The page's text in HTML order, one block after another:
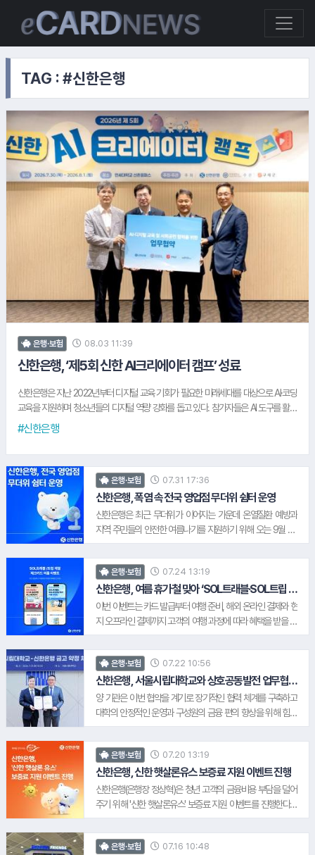
TAG : #신한은행
은행·보험 08.03 11:39
신한은행, ‘제5회 신한 AI크리에이터 캠프’ 성료
신한은행은 지난 2022년부터 디지털 교육 기회가 필요한 미래세대를 대상으로 AI·코딩
교육을 지원하며 청소년들의 디지털 역량 강화를 돕고 있다. 참가자들은 AI 도구를 활용
해 영상 콘텐츠의 아이디어 발굴과 기획, 제작, 발표에 이르는 전 과정을 직접 경험하는
실습형 교육에 참여했다. 연세대학교 코딩교육 봉사동아리 '프로틴' 소속 학생들도 교육
서포터즈로 참여해 참가자들의 실습을 지원했다. 신한은행 관계자는 "청소년들이 AI 기
술을 올바르게 이해하고 자신의 아이디어를 콘텐츠로 직접 구현해보는 계기가 됐길 바
란다"며 "앞으로도 미래세대가 디지털 환경에서 건강하게 성장할 수 있도록 다양한 교육
과 사회공헌 활동을 지속하겠다"고 말했다.
#신한은행
은행·보험 07.31 17:36
신한은행, 폭염 속 전국 영업점 무더위 쉼터 운영
신한은행은 최근 무더위가 이어지는 가운데 온열질환 예방과
지역 주민들의 안전한 여름나기를 지원하기 위해 오는 9월 30
일까지 전국 영업점을 '무더위 쉼터'로 운영한다. 신한은행은 행
정안전부와 체결한 '무더위 쉼터 이용 활성화를 위한 업무협
약'을 바탕으로 지난 5월 15일부터 전국 영업점을 지역 주민들
을 위한 휴식 공간으로 개방하고 있다. 고령층과 에너지 취약계
층을 비롯해 무더위를 피하고자 하는 주민 누구나 가까운 신한
은행 영업점에서 머물며 휴식을 취할 수 있다. 신한은행 관계자
는 "최근 폭염이 이어지는 가운데 지역 주민들이 가까운 영업점
에서 잠시나마 더위를 피하고 안전하게 휴식하는 데 도움이 되
기를 바란다"며 "앞으로도 기업시민으로서 지역사회와 함께 에
너지 취약계층을 지원하기 위한 다양한 활동을 이어가겠다"고
말했다.
은행·보험 07.24 13:19
신한은행, 여름 휴가철 맞아 ‘SOL트래블·SOL트립 체
크카드 이벤트’ 시행
이번 이벤트는 카드 발급부터 여행 준비, 해외 온라인 결제와 현
지 오프라인 결제까지 고객의 여행 과정에 따라 혜택을 받을 수
있도록 구성됐다. 이벤트 기간 동안 응모한 고객을 대상으로
▲SOL트립앤J 체크카드를 신규 발급한 고객에게 다이소 5천
원 기프티콘(2천명) ▲국내에서 1만원 이상 결제한 고객에게 배
스킨라빈스 파인트 기프티콘(1천명) ▲해외에서 1만원 이상 결
제한 고객에게 여행지원금 마이신한포인트 100만P(3명) 또는
CU 1만원 기프티콘(1천명)을 각각 추첨을 통해 제공한다. 이벤
트에 응모한 고객에게 이용 조건에 따라 ▲두 카드를 모두 보유
시 올리브영 5천원 기프티콘(2천명) ▲SOL트립앤샵 체크카드
로 해외 온라인 가맹점에서 5천원 이상 결제 시 마이신한포인트
5천 포인트(2천명) ▲SOL트래블 체크카드로 해외 오프라인 가
맹점에서 5천원 이상 결제 시 CU 5천원 기프티콘(2천명)을 각
각 추첨을 통해 제공한다. 신한은행 관계자는 "여름 휴가철을 맞
아 카드 발급부터 국내외 결제까지 여행 과정에서 고객이 체감
으로도 고객의 여행 경험을 더욱 편리하고 풍성하게 만드는 상
은행·보험 07.22 10:56
신한은행, 서울시립대학교와 상호공동발전 업무협약
체결
양 기관은 이번 협약을 계기로 장기적인 협력 체계를 구축하고
대학의 안정적인 운영과 구성원의 금융 편의 향상을 위해 힘을
모으기로 했다. 협약에 따라 신한은행은 ▲대학 운영에 필요한
금융서비스 제공 ▲체크카드 겸용 학생증 발급 지원 ▲학생·교
직원 대상 금융 편의 및 혜택 제공 등을 추진할 예정이다. 신한은
행은 서울시금고은행으로서 축적한 공공금융 역량과 노하우를
바탕으로 서울시립대학교의 교육·연구 및 행정 전반을 지원하
고, 대학 구성원이 편리하게 이용할 수 있는 금융서비스를 지속
적으로 제공할 계획이다. 정상혁 은행장은 "서울시립대학교와
신한은행이 소중한 동행을 시작하게 되어 매우 뜻깊게 생각한
다"며 "신한은행이 '서울시 금고은행'으로서 서울시립대학교 구
은행·보험 07.20 13:19
신한은행, 신한 햇살론유스 보증료 지원 이벤트 진행
신한은행(은행장 정상혁)은 청년 고객의 금융비용 부담을 덜어
주기 위해 '신한 햇살론유스' 보증료 지원 이벤트를 진행한다고
20일 밝혔다. 청년들이 학업과 취업 준비, 사업 등에 전념할 수
있도록 금융을 지원해 성공적인 사회 진출과 안정적인 경제활
동을 돕는다. 이번 이벤트는 지난 15일부터 '신한 햇살론유스' 대
은행·보험 07.16 10:48